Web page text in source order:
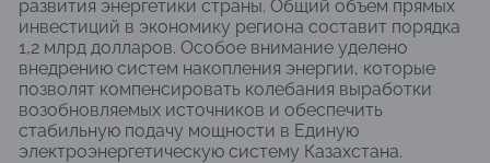
развития энергетики страны. Общий объем прямых
инвестиций в экономику региона составит порядка
1,2 млрд долларов. Особое внимание уделено
внедрению систем накопления энергии, которые
позволят компенсировать колебания выработки
возобновляемых источников и обеспечить
стабильную подачу мощности в Единую
электроэнергетическую систему Казахстана.